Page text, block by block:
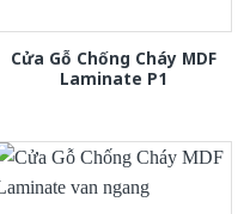
Cửa Gỗ Chống Cháy MDF
Laminate P1